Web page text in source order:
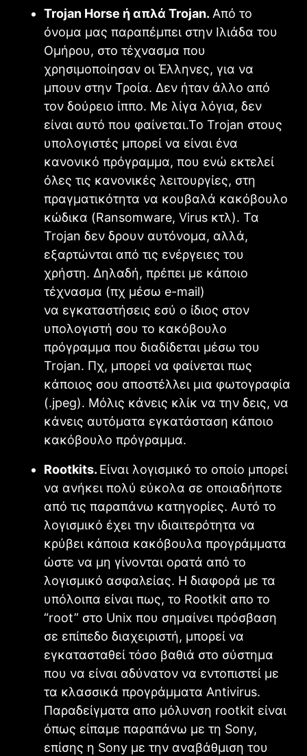
Trojan Horse ή απλά Trojan. Από το
όνομα μας παραπέμπει στην Ιλιάδα του
Ομήρου, στο τέχνασμα που
χρησιμοποίησαν οι Έλληνες, για να
μπουν στην Τροία. Δεν ήταν άλλο από
τον δούρειο ίππο. Με λίγα λόγια, δεν
είναι αυτό που φαίνεται.Το Trojan στους
υπολογιστές μπορεί να είναι ένα
κανονικό πρόγραμμα, που ενώ εκτελεί
όλες τις κανονικές λειτουργίες, στη
πραγματικότητα να κουβαλά κακόβουλο
κώδικα (Ransomware, Virus κτλ). Τα
Trojan δεν δρουν αυτόνομα, αλλά,
εξαρτώνται από τις ενέργειες του
χρήστη. Δηλαδή, πρέπει με κάποιο
τέχνασμα (πχ μέσω e-mail)
να εγκαταστήσεις εσύ ο ίδιος στον
υπολογιστή σου το κακόβουλο
πρόγραμμα που διαδίδεται μέσω του
Trojan. Πχ, μπορεί να φαίνεται πως
κάποιος σου αποστέλλει μια φωτογραφία
(.jpeg). Μόλις κάνεις κλίκ να την δεις, να
κάνεις αυτόματα εγκατάσταση κάποιο
κακόβουλο πρόγραμμα.
Rootkits. Είναι λογισμικό το οποίο μπορεί
να ανήκει πολύ εύκολα σε οποιαδήποτε
από τις παραπάνω κατηγορίες. Αυτό το
λογισμικό έχει την ιδιαιτερότητα να
κρύβει κάποια κακόβουλα προγράμματα
ώστε να μη γίνονται ορατά από το
λογισμικό ασφαλείας. Η διαφορά με τα
υπόλοιπα είναι πως, το Rootkit απο το
“root” στο Unix που σημαίνει πρόσβαση
σε επίπεδο διαχειριστή, μπορεί να
εγκατασταθεί τόσο βαθιά στο σύστημα
που να είναι αδύνατον να εντοπιστεί με
τα κλασσικά προγράμματα Antivirus.
Παραδείγματα απο μόλυνση rootkit είναι
όπως είπαμε παραπάνω με τη Sony,
επίσης η Sony με την αναβάθμιση του